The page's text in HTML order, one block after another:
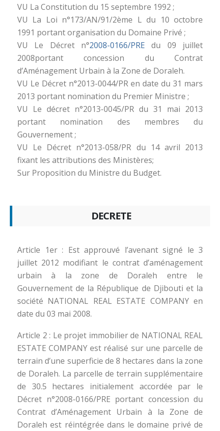
VU La Constitution du 15 septembre 1992 ;
VU La Loi n°173/AN/91/2ème L du 10 octobre
1991 portant organisation du Domaine Privé ;
VU Le Décret n°2008-0166/PREdu 09 juillet
2008portant concession du Contrat
d’Aménagement Urbain à la Zone de Doraleh.
VU Le Décret n°2013-0044/PR en date du 31 mars
2013 portant nomination du Premier Ministre ;
VU Le décret n°2013-0045/PR du 31 mai 2013
portant nomination des membres du
Gouvernement ;
VU Le Décret n°2013-058/PR du 14 avril 2013
fixant les attributions des Ministères;
Sur Proposition du Ministre du Budget.
DECRETE
Article 1er : Est approuvé l’avenant signé le 3
juillet 2012 modifiant le contrat d’aménagement
urbain à la zone de Doraleh entre le
Gouvernement de la République de Djibouti et la
société NATIONAL REAL ESTATE COMPANY en
date du 03 mai 2008.
Article 2 : Le projet immobilier de NATIONAL REAL
ESTATE COMPANY est réalisé sur une parcelle de
terrain d’une superficie de 8 hectares dans la zone
de Doraleh. La parcelle de terrain supplémentaire
de 30.5 hectares initialement accordée par le
Décret n°2008-0166/PRE portant concession du
Contrat d’Aménagement Urbain à la Zone de
Doraleh est réintégrée dans le domaine privé de